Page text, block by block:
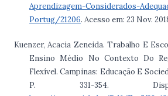
Aprendizagem-Considerados-
Portug/21206. Acesso em: 23 Nov.
Kuenzer, Acacia Zeneida. Trabalho E
Ensino Médio No Contexto Do
Flexível. Campinas: Educação E
P. 331-354.